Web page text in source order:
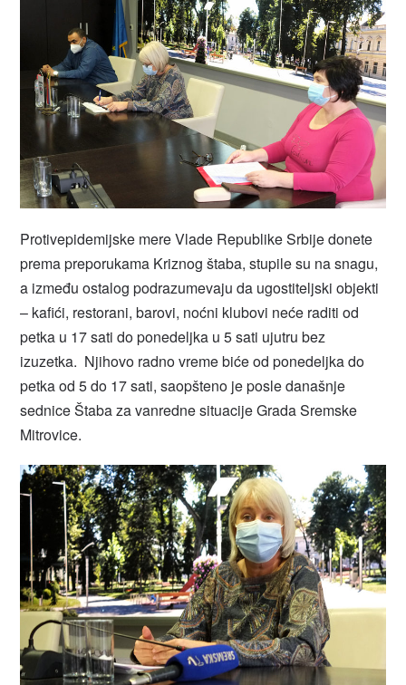
Protivepidemijske mere Vlade Republike Srbije donete
prema preporukama Kriznog štaba, stupile su na snagu,
a između ostalog podrazumevaju da ugostiteljski objekti
– kafići, restorani, barovi, noćni klubovi neće raditi od
petka u 17 sati do ponedeljka u 5 sati ujutru bez
izuzetka. Njihovo radno vreme biće od ponedeljka do
petka od 5 do 17 sati, saopšteno je posle današnje
sednice Štaba za vanredne situacije Grada Sremske
Mitrovice.